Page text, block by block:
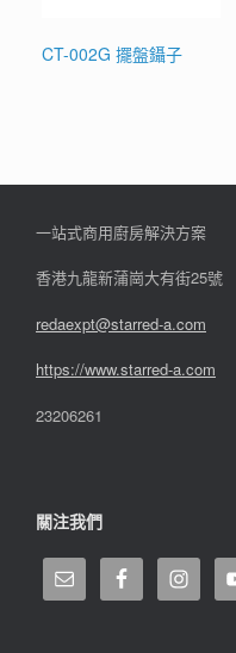
CT-002G 擺盤鑷子
一站式商用廚房解決方案
香港九龍新蒲崗大有街25號
redaexpt@starred-a.com
https://www.starred-a.com
23206261
關注我們